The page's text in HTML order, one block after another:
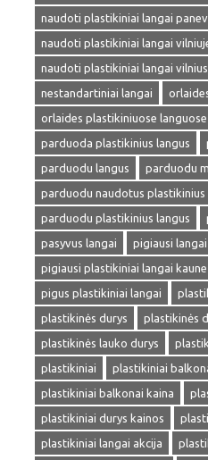
naudoti plastikiniai langai
naudoti plastikiniai langai
naudoti plastikiniai langai vilnius
nestandartiniai langai
orlaides plastikiniuose languose
parduoda plastikinius langus
parduodu langus
parduodu
parduodu naudotus plastikinius
parduodu plastikinius langus
pasyvus langai
pigiausi langai
pigiausi plastikiniai langai kaune
pigus plastikiniai langai
plastikinės durys
plastikinės
plastikinės lauko durys
plastikiniai
plastikiniai
plastikiniai balkonai kaina
plastikiniai durys kainos
plastikiniai langai akcija